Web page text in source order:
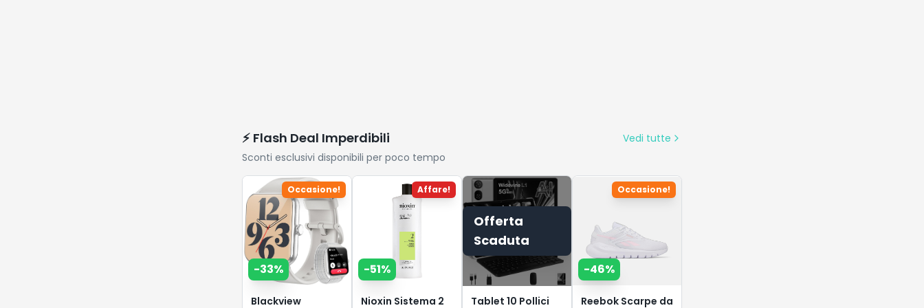
⚡ Flash Deal Imperdibili
Vedi tutte
Sconti esclusivi disponibili per poco tempo
Occasione!
-33%
Blackview
Affare!
-51%
Nioxin Sistema 2
Offerta
Scaduta
Tablet 10 Pollici
Occasione!
-46%
Reebok Scarpe da